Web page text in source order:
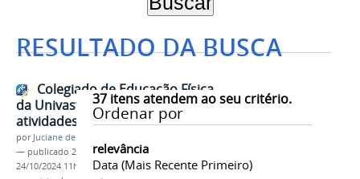
RESULTADO DA BUSCA
37itens atendem ao seu critério.
Ordenar por
relevância
Data (mais Recente Primeiro)
Colegiado de Educação Física
da Univasf comemora 15 anos de
atividades do curso
por Juciane de Jesus Aleixo
— publicado 24/10/2024—última modificação
24/10/2024 11h15